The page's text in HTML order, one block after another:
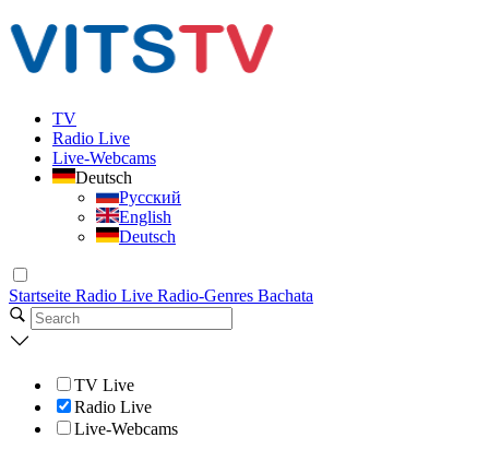
TV
Radio Live
Live-Webcams
Deutsch
Русский
English
Deutsch
Startseite Radio Live Radio-Genres Bachata
TV Live
Radio Live
Live-Webcams